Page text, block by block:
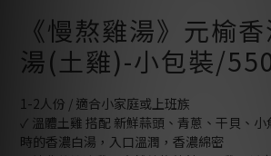
《慢熬雞湯》元榆
湯(土雞)-小包裝/
1-2人份 / 適合小家庭或上班族
✓ 溫體土雞 搭配 新鮮蒜頭、青蔥、干貝、
時的香濃白湯，入口溫潤，香濃綿密